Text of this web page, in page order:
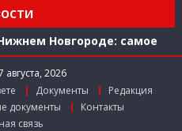
совместной работы
Новгороде: самое
федеральной льготе
грантовом конкурсе
августа, 2026
Документы
Редакция
документы
Контакты
связь